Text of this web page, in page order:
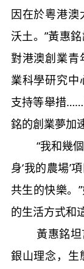
因在於粵港澳
沃土。”黃惠
對港澳創業青
業科學研究中
支持等舉措
銘的創業夢加
“我和幾個
身‘我的農場’
共生的快樂。
的生活方式和
黃惠銘坦言
銀山理念，生